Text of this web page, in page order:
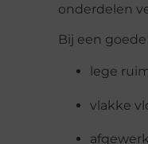
onderdelen
Bij een
lege
vlakke